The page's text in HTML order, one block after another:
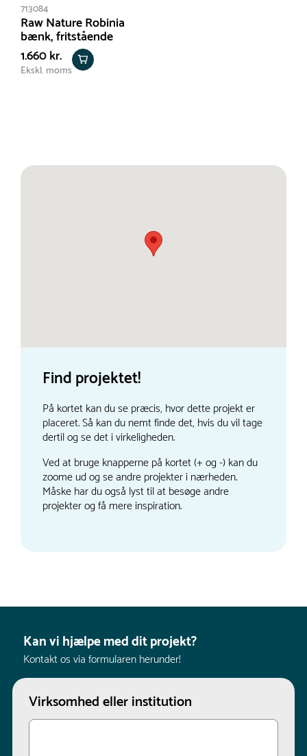
713084
Raw Nature Robinia
bænk, fritstående
1.660 kr.
Ekskl. moms
Find projektet!
På kortet kan du se præcis, hvor dette projekt er
placeret. Så kan du nemt finde det, hvis du vil tage
dertil og se det i virkeligheden.
Ved at bruge knapperne på kortet (+ og -) kan du
zoome ud og se andre projekter i nærheden.
Måske har du også lyst til at besøge andre
projekter og få mere inspiration.
Kan vi hjælpe med dit projekt?
Kontakt os via formularen herunder!
Virksomhed eller institution